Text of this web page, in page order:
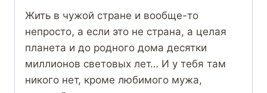
Жить в чужой стране и вообще-то
непросто, а если это не страна, а целая
планета и до родного дома десятки
миллионов световых лет… И у тебя там
никого нет, кроме любимого мужа,